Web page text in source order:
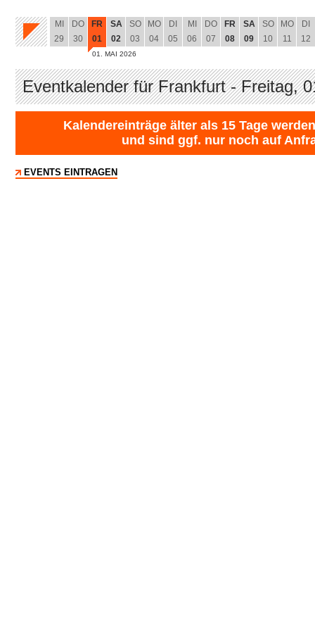
MI
29
DO
30
FR
01
01. MAI 2026
SA
02
SO
03
MO
04
DI
05
MI
06
DO
07
FR
08
SA
09
SO
10
MO
11
DI
12
Eventkalender für Frankfurt - Freitag,
Kalendereinträge älter als 15 Tage
und sind ggf. nur noch auf
EVENTS EINTRAGEN